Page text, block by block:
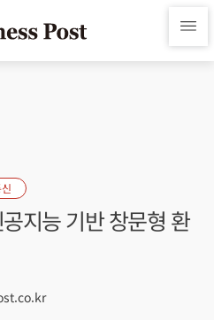
지능 기반 창문형 환